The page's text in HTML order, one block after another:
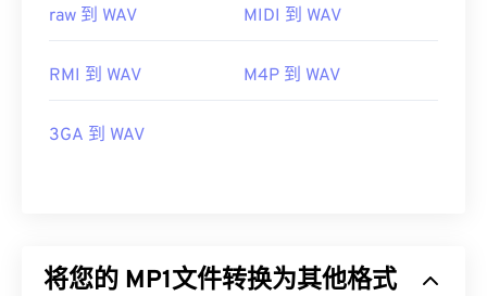
raw 到 WAV MIDI 到 WAV
RMI 到 WAV M4P 到 WAV
3GA 到 WAV
将您的 MP1文件转换为其他格式